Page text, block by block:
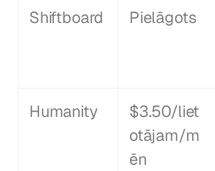
Shiftboard Pielāgots
Humanity
$3.50/liet
otājam/m
ēn